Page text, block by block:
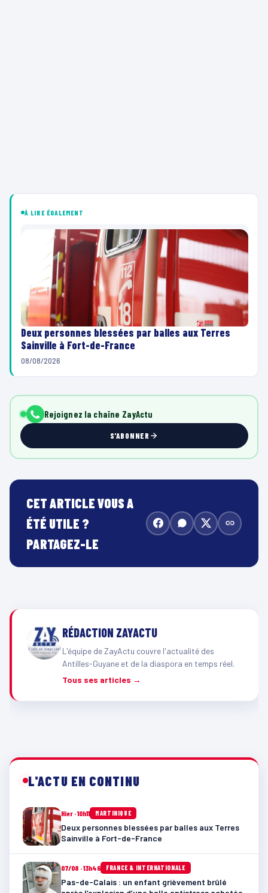
À LIRE ÉGALEMENT
Deux personnes blessées par balles aux Terres
Sainville à Fort-de-France
08/08/2026
Rejoignez la chaîne ZayActu
S'ABONNER
CET ARTICLE VOUS A
ÉTÉ UTILE ?
PARTAGEZ-LE
RÉDACTION ZAYACTU
L'équipe de ZayActu couvre l'actualité des
Antilles-Guyane et de la diaspora en temps réel.
Tous ses articles →
L'ACTU EN CONTINU
Hier · 10h11 MARTINIQUE
Deux personnes blessées par balles aux Terres
Sainville à Fort-de-France
07/08 · 13h46 FRANCE & INTERNATIONALE
Pas-de-Calais : un enfant grièvement brûlé